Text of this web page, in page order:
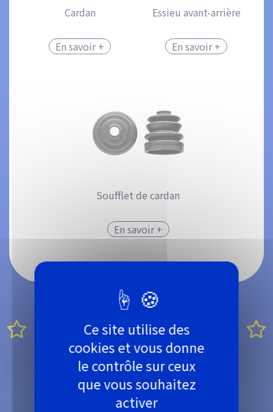
Cardan
En savoir +
Essieu avant-arrière
En savoir +
Soufflet de cardan
En savoir +
Découvrez les
produits du moment
Ce site utilise des
cookies et vous donne
le contrôle sur ceux
que vous souhaitez
activer